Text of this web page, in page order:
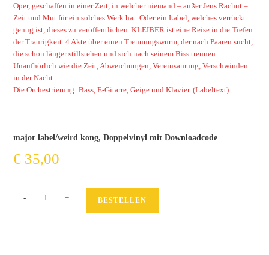
Oper, geschaffen in einer Zeit, in welcher niemand – außer Jens Rachut –
Zeit und Mut für ein solches Werk hat. Oder ein Label, welches verrückt
genug ist, dieses zu veröffentlichen. KLEIBER ist eine Reise in die Tiefen
der Traurigkeit. 4 Akte über einen Trennungswurm, der nach Paaren sucht,
die schon länger stillstehen und sich nach seinem Biss trennen.
Unaufhörlich wie die Zeit, Abweichungen, Vereinsamung, Verschwinden
in der Nacht…
Die Orchestrierung: Bass, E-Gitarre, Geige und Klavier. (Labeltext)
major label/weird kong, Doppelvinyl mit Downloadcode
€ 35,00
- + BESTELLEN